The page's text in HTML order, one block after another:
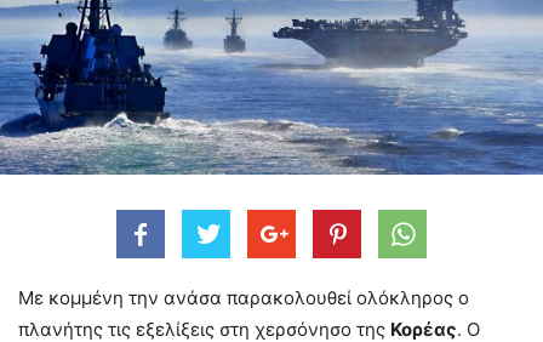
Με κομμένη την ανάσα παρακολουθεί ολόκληρος ο
πλανήτης τις εξελίξεις στη χερσόνησο της Κορέας. Ο